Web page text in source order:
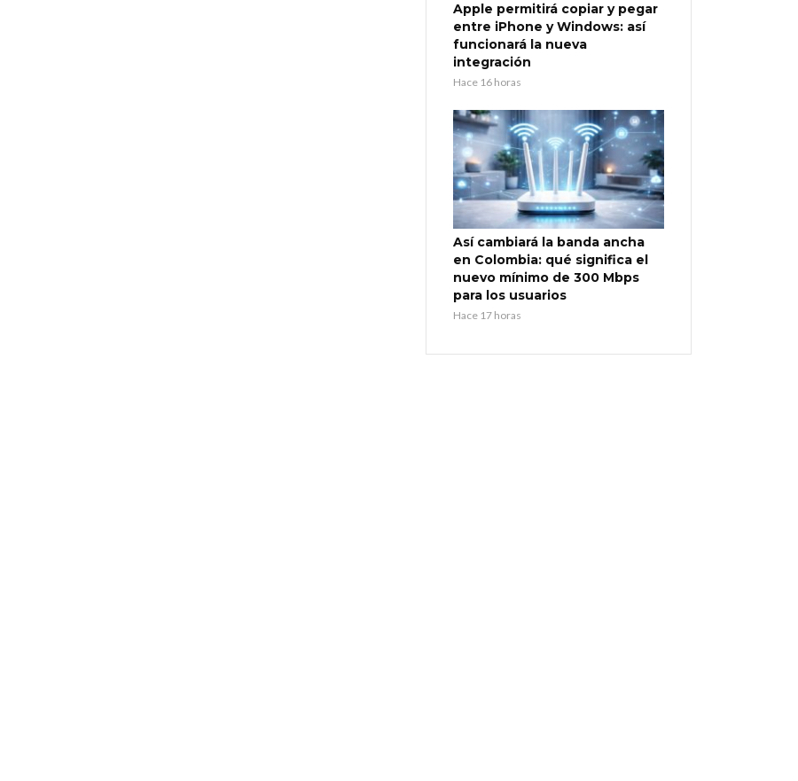
Apple permitirá copiar y pegar
entre iPhone y Windows: así
funcionará la nueva
integración
Hace 16 horas
Así cambiará la banda ancha
en Colombia: qué significa el
nuevo mínimo de 300 Mbps
para los usuarios
Hace 17 horas